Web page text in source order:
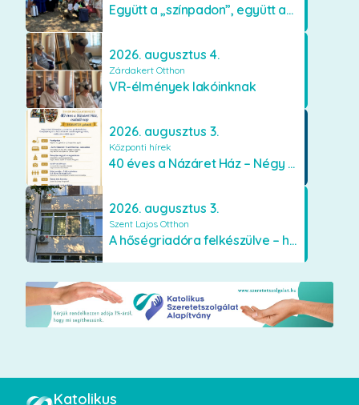
Együtt a „színpadon”, együtt az élményekért 🎭✨
2026. augusztus 4.
Zárdakert Otthon
VR-élmények lakóinknak
2026. augusztus 3.
Központi hírek
40 éves a Názáret Ház – Négy évtized szeretetben és gondoskodásban
2026. augusztus 3.
Szent Lajos Otthon
A hőségriadóra felkészülve – hűsítő fejlesztések a Szent Lajos Otthonban
Katolikus